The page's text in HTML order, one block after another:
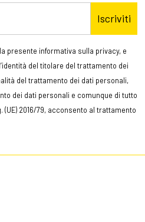
Iscriviti
presente informativa sulla privacy, e
del titolare del trattamento dei
del trattamento dei dati personali,
dei dati personali e comunque di tutto
(UE) 2016/79, acconsento al trattamento